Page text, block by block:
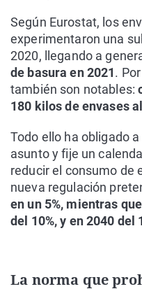
Según Eurostat, los
experimentaron una
2020, llegando a
de basura en 2021.
también son notables:
180 kilos de envases
Todo ello ha obligado
asunto y fije un
reducir el consumo de
nueva regulación
en un 5%, mientras
del 10%, y en 2040 del
La norma que